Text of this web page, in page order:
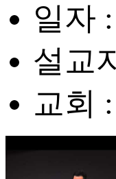
일자
설교
교회